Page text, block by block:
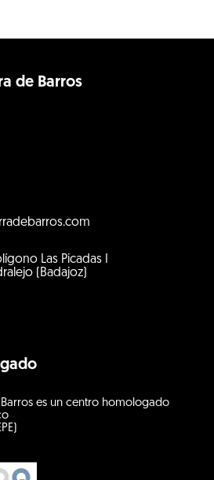
es un centro homologado
de Barros
Las Picadas I
(Badajoz)